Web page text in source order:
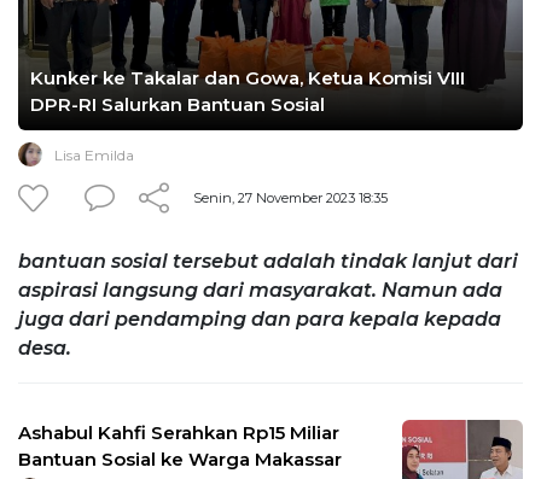
Kunker ke Takalar dan Gowa, Ketua Komisi VIII
DPR-RI Salurkan Bantuan Sosial
Lisa Emilda
Senin, 27 November 2023 18:35
bantuan sosial tersebut adalah tindak lanjut dari
aspirasi langsung dari masyarakat. Namun ada
juga dari pendamping dan para kepala kepada
desa.
Ashabul Kahfi Serahkan Rp15 Miliar
Bantuan Sosial ke Warga Makassar